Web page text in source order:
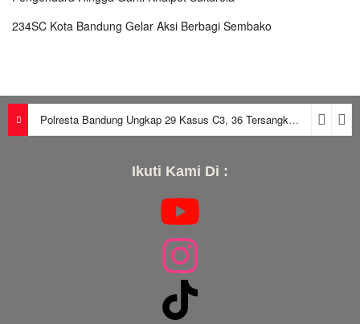
234SC Kota Bandung Gelar Aksi Berbagi Sembako
Polresta Bandung Ungkap 29 Kasus C3, 36 Tersangka Diamankan dalam Periode Juni-Juli 2026
Ikuti Kami Di :